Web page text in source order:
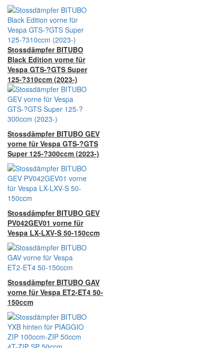
Stossdämpfer BITUBO
Black Edition vorne für
Vespa GTS-?GTS Super
125-?310ccm (2023-)
Stossdämpfer BITUBO GEV
vorne für Vespa GTS-?GTS
Super 125-?300ccm (2023-)
Stossdämpfer BITUBO GEV
PV042GEV01 vorne für
Vespa LX-LXV-S 50-150ccm
Stossdämpfer BITUBO GAV
vorne für Vespa ET2-ET4 50-
150ccm